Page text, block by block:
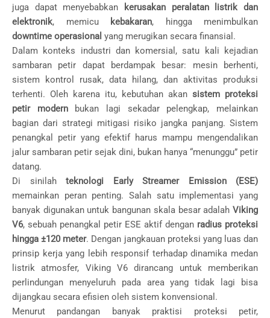
juga dapat menyebabkan
kerusakan peralatan listrik dan
elektronik, memicu kebakaran, hingga menimbulkan
downtime operasional yang merugikan secara finansial.
Dalam konteks industri dan komersial, satu kali kejadian
sambaran petir dapat berdampak besar: mesin berhenti,
sistem kontrol rusak, data hilang, dan aktivitas produksi
terhenti. Oleh karena itu, kebutuhan akan sistem proteksi
petir modernbukan lagi sekadar pelengkap, melainkan
bagian dari strategi mitigasi risiko jangka panjang. Sistem
penangkal petir yang efektif harus mampu mengendalikan
jalur sambaran petir sejak dini, bukan hanya “menunggu” petir
datang.
Di sinilah teknologi Early Streamer Emission (ESE)
memainkan peran penting. Salah satu implementasi yang
banyak digunakan untuk bangunan skala besar adalah Viking
V6, sebuah penangkal petir ESE aktif dengan radius proteksi
hingga ±120 meter. Dengan jangkauan proteksi yang luas dan
prinsip kerja yang lebih responsif terhadap dinamika medan
listrik atmosfer, Viking V6 dirancang untuk memberikan
perlindungan menyeluruh pada area yang tidak lagi bisa
dijangkau secara efisien oleh sistem konvensional.
Menurut pandangan banyak praktisi proteksi petir,